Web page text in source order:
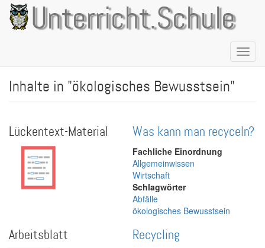
Direkt
zum
Inhalt
Unterricht.Schule
Inhalte in "ökologisches Bewusstsein"
Lückentext-Material Was kann man recyceln?
Fachliche Einordnung
Allgemeinwissen
Wirtschaft
Schlagwörter
Abfälle
ökologisches Bewusstsein
Arbeitsblatt Recycling